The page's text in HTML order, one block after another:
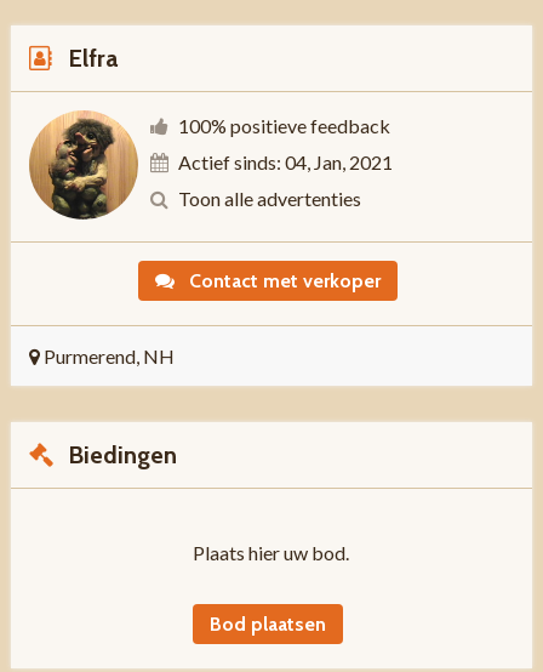
Elfra
100% positieve feedback
Actief sinds: 04, Jan, 2021
Toon alle advertenties
Contact met verkoper
Purmerend, NH
Biedingen
Plaats hier uw bod.
Bod plaatsen